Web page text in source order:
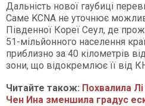
Дальність нової гаубиці
Саме KCNA не уточнює
Південної Кореї Сеул, де
51-мільйонного населення
приблизно за 40 кілометрів
зони, що відокремлює її від
Читайте також: Похвалила
Чен Ина зменшила градус